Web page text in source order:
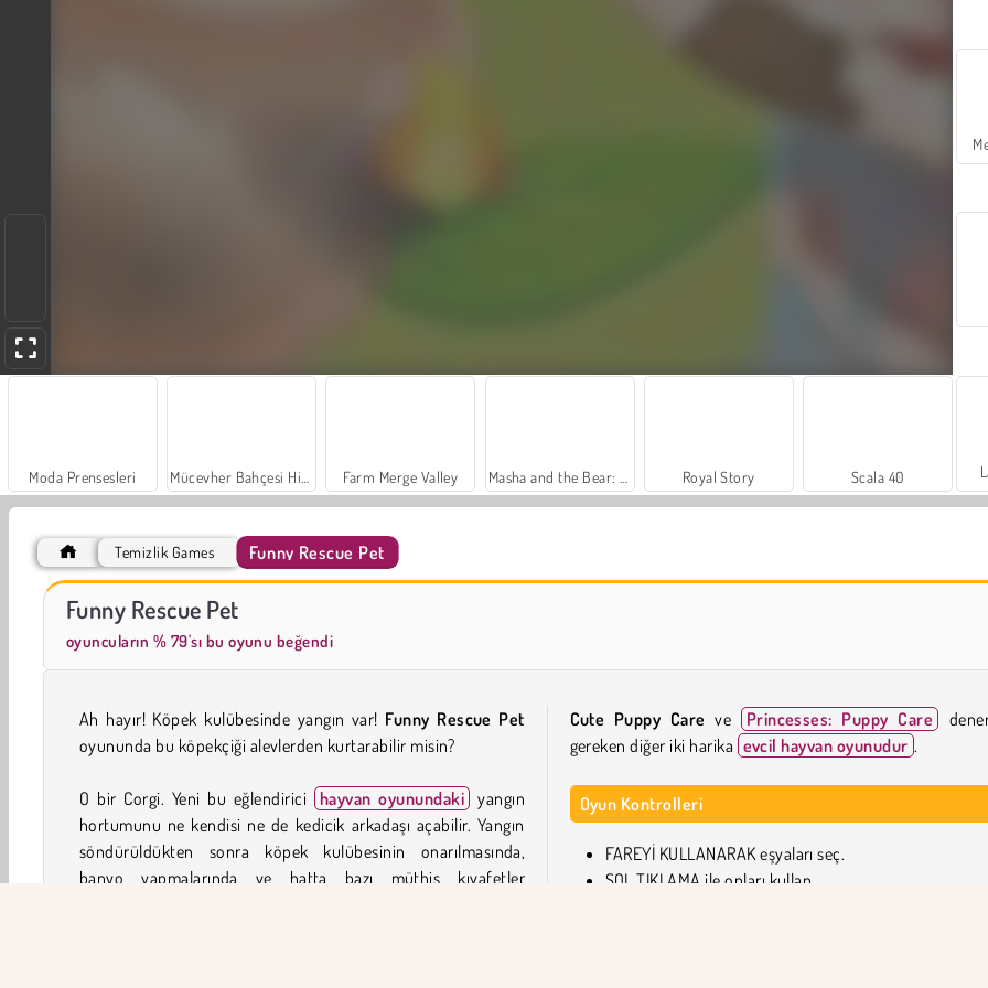
Moda Prensesleri Farm Merge Valley Royal Story Scala 40
İçecekleri Eşle
Temizlik Games Funny Rescue Pet
Funny Rescue Pet
oyuncuların % 79'sı bu oyunu beğendi
Ah hayır! Köpek kulübesinde yangın var! Funny Rescue Pet
oyununda bu köpekçiği alevlerden kurtarabilir misin?
O bir Corgi. Yeni bu eğlendirici hayvan oyunundaki yangın
hortumunu ne kendisi ne de kedicik arkadaşı açabilir. Yangın
söndürüldükten sonra köpek kulübesinin onarılmasında,
banyo yapmalarında ve hatta bazı müthiş kıyafetler
Cute Puppy Care ve Princesses: Puppy Care
gereken diğer iki harika evcil hayvan oyunudur .
Oyun Kontrolleri
FAREYİ KULLANARAK eşyaları seç.
SOL TIKLAMA ile onları kullan.